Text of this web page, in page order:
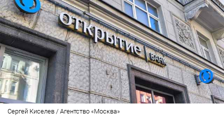
Сергей Киселев / Агентство «Москва»